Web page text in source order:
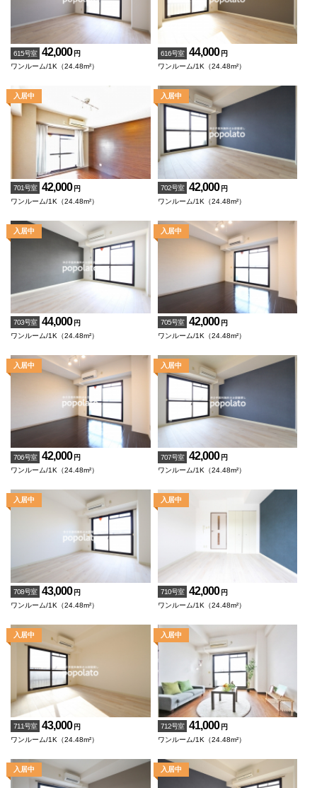
615号室 42,000 円
ワンルーム/1K（24.48m²）
616号室 44,000 円
ワンルーム/1K（24.48m²）
701号室 42,000 円
ワンルーム/1K（24.48m²）
702号室 42,000 円
ワンルーム/1K（24.48m²）
703号室 44,000 円
ワンルーム/1K（24.48m²）
705号室 42,000 円
ワンルーム/1K（24.48m²）
706号室 42,000 円
ワンルーム/1K（24.48m²）
707号室 42,000 円
ワンルーム/1K（24.48m²）
708号室 43,000 円
ワンルーム/1K（24.48m²）
710号室 42,000 円
ワンルーム/1K（24.48m²）
711号室 43,000 円
ワンルーム/1K（24.48m²）
712号室 41,000 円
ワンルーム/1K（24.48m²）